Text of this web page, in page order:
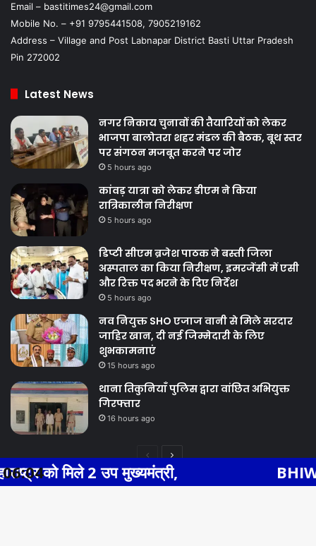
Email – bastitimes24@gmail.com
Mobile No. – +91 9795441508, 7905219162
Address – Village and Post Labnapar District Basti Uttar Pradesh
Pin 272002
Latest News
नगर निकाय चुनावों की तैयारियों को लेकर
भाजपा बालोतरा शहर मंडल की बैठक, बूथ स्तर
पर संगठन मजबूत करने पर जोर
5 hours ago
कांवड़ यात्रा को लेकर डीएम ने किया
रात्रिकालीन निरीक्षण
5 hours ago
डिप्टी सीएम ब्रजेश पाठक ने बस्ती जिला
अस्पताल का किया निरीक्षण, इमरजेंसी में एसी
और रिक्त पद भरने के दिए निर्देश
5 hours ago
नव नियुक्त SHO एजाज वानी से मिले सरदार
जाहिर खान, दी नई जिम्मेदारी के लिए
शुभकामनाएं
15 hours ago
थाना तिकुनियाँ पुलिस द्वारा वांछित अभियुक्त
गिरफ्तार
16 hours ago
Previous
page
Next
page
Facebook Twitter WhatsApp Telegram
उप मुख्यमंत्री, BHIWADI NEWS
06:04